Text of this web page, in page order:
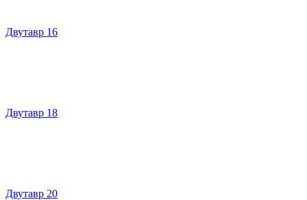
Двутавр 16
Двутавр 18
Двутавр 20